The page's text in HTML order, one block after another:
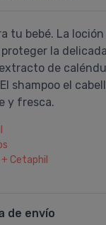
tu bebé. La
la
de
shampoo el
y fresca.
Cetaphil
de envío